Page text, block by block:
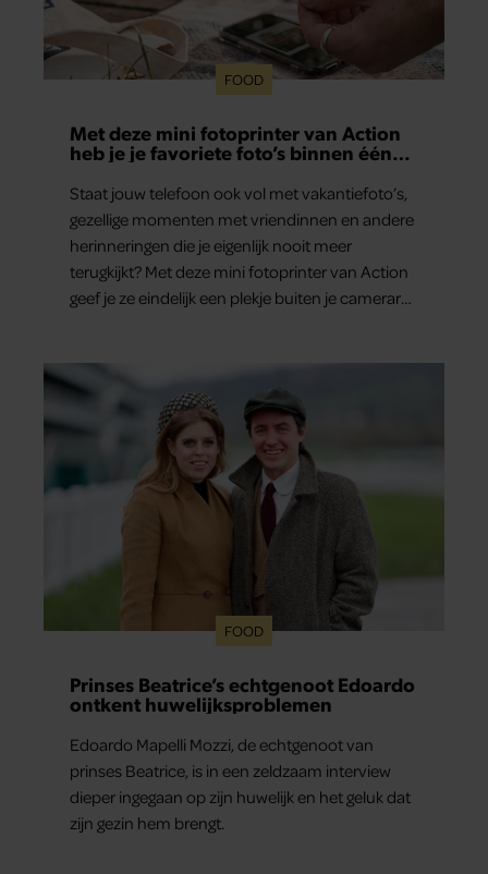
FOOD
Met deze mini fotoprinter van Action
heb je je favoriete foto’s binnen één
Staat jouw telefoon ook vol met vakantiefoto’s,
gezellige momenten met vriendinnen en andere
herinneringen die je eigenlijk nooit meer
terugkijkt? Met deze mini fotoprinter van Action
geef je ze eindelijk een plekje buiten je camerarol.
FOOD
Prinses Beatrice’s echtgenoot Edoardo
ontkent huwelijksproblemen
Edoardo Mapelli Mozzi, de echtgenoot van
prinses Beatrice, is in een zeldzaam interview
dieper ingegaan op zijn huwelijk en het geluk dat
zijn gezin hem brengt.